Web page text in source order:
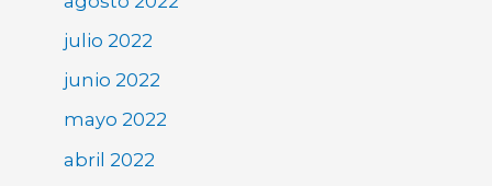
julio 2022
junio 2022
mayo 2022
abril 2022